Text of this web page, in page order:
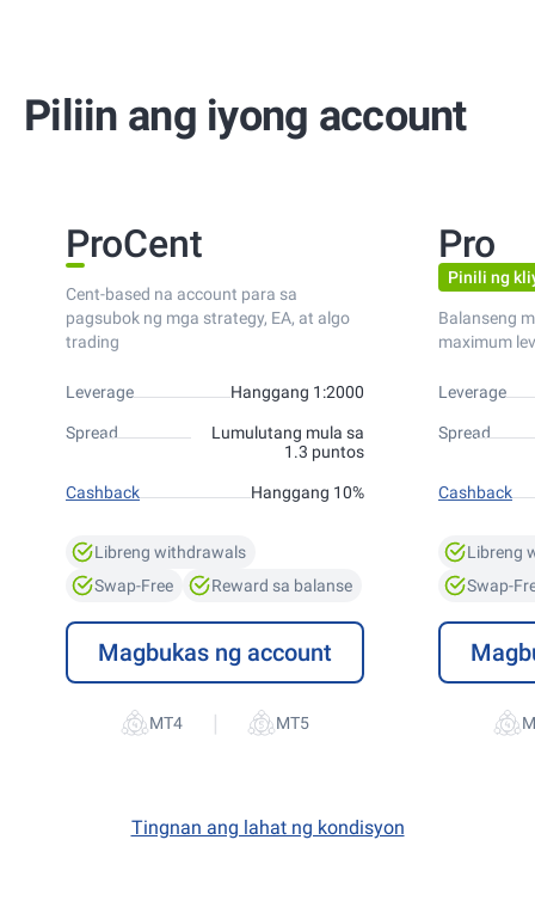
Piliin ang iyong account
ProCent
Cent-based na account para sa
pagsubok ng mga strategy, EA, at algo
trading
Leverage Hanggang 1:2000
Spread
Lumulutang mula sa
1.3 puntos
Cashback Hanggang 10%
Libreng withdrawals
Swap-Free
Reward sa balanse
Magbukas ng account
|
Pro
Pinili ng
Balanseng
maximum
Leverage
Spread
Cashback
Libreng
Swap-
Tingnan ang lahat ng kondisyon